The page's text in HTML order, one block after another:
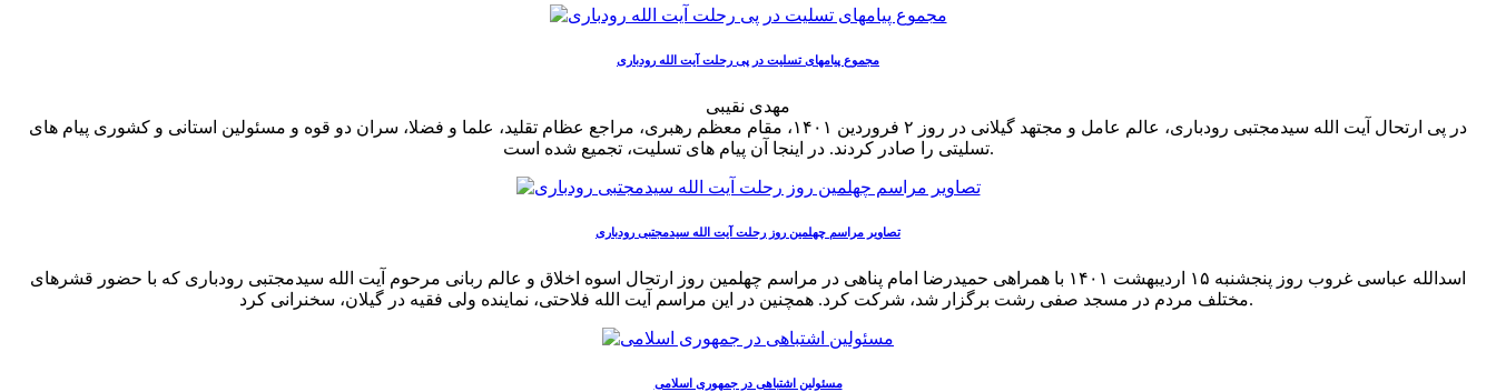
مجموع پیامهای تسلیت در پی رحلت آیت الله رودباری
مهدی نقیبی
در پی ارتحال آیت الله سیدمجتبی رودباری، عالم عامل و مجتهد گیلانی در روز ۲ فروردین ۱۴۰۱، مقام معظم رهبری، مراجع عظام تقلید، علما و فضلا، سران دو قوه و مسئولین استانی و کشوری پیام های
تسلیتی را صادر کردند. در اینجا آن پیام های تسلیت، تجمیع شده است.
تصاویر مراسم چهلمین روز رحلت آیت الله سیدمجتبی رودباری
اسدالله عباسی غروب روز پنجشنبه ۱۵ اردیبهشت ۱۴۰۱ با همراهی حمیدرضا امام پناهی در مراسم چهلمین روز ارتحال اسوه اخلاق و عالم ربانی مرحوم آیت الله سیدمجتبی رودباری که با حضور قشرهای
مختلف مردم در مسجد صفی رشت برگزار شد، شرکت کرد. همچنین در این مراسم آیت الله فلاحتی، نماینده ولی فقیه در گیلان، سخنرانی کرد.
مسئولین اشتباهی در جمهوری اسلامی